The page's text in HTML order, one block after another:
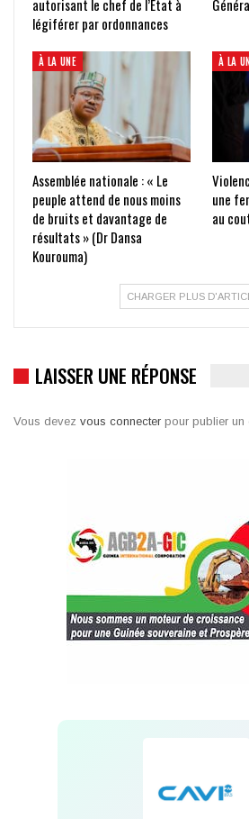
autorisant le chef de l’État à
légiférer par ordonnances
À LA UNE
Assemblée nationale : « Le
peuple attend de nous moins
de bruits et davantage de
résultats » (Dr Dansa
Kourouma)
À LA
une
au
CHARGER PLUS
LAISSER UNE RÉPONSE
Vous devez vous connecter pour publier un